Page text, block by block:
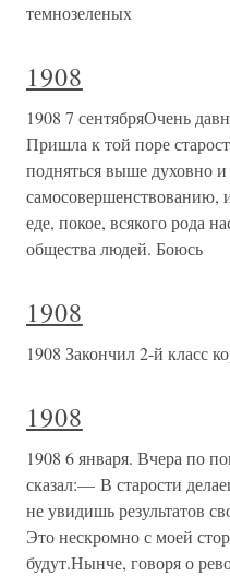
темнозеленых
1908
1908 7 сентябряОчень
Пришла к той поре
подняться выше духовно
самосовершенствованию,
еде, покое, всякого рода
общества людей. Боюсь
1908
1908 Закончил 2-й класс
1908
1908 6 января. Вчера по
сказал:— В старости
не увидишь результатов
Это нескромно с моей
будут.Нынче, говоря о